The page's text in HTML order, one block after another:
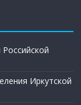
Иркутской